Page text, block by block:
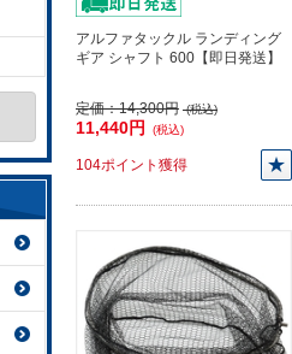
アルファタックル ランディング
ギア シャフト 600【即日発送】
定価：14,300円 (税込)
11,440円 (税込)
104ポイント獲得